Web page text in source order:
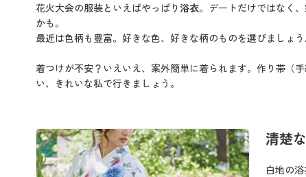
花火大会の服装といえばやっぱり 浴衣。デートだけではなく
かも。
最近は色柄も豊富。好きな色、好きな柄のものを選びましょう
着つけが不安？いえいえ、案外簡単に着られます。作り帯（
い、きれいな私で行きましょう。
清楚
白地の